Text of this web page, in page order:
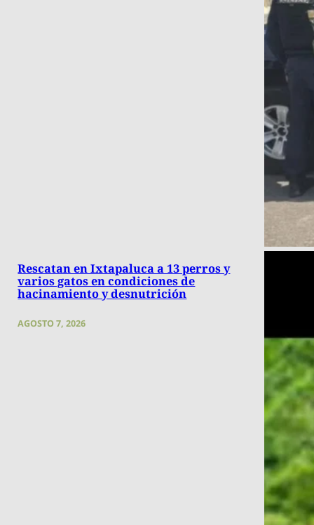
Rescatan en Ixtapaluca a 13 perros y
varios gatos en condiciones de
hacinamiento y desnutrición
AGOSTO 7, 2026